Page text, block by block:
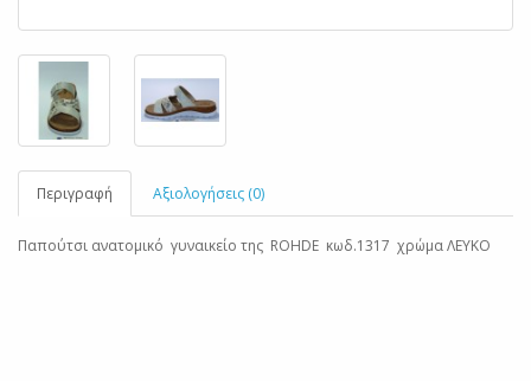
Περιγραφή Αξιολογήσεις (0)
Παπούτσι ανατομικό γυναικείο της ROHDE κωδ.1317 χρώμα ΛΕΥΚΟ